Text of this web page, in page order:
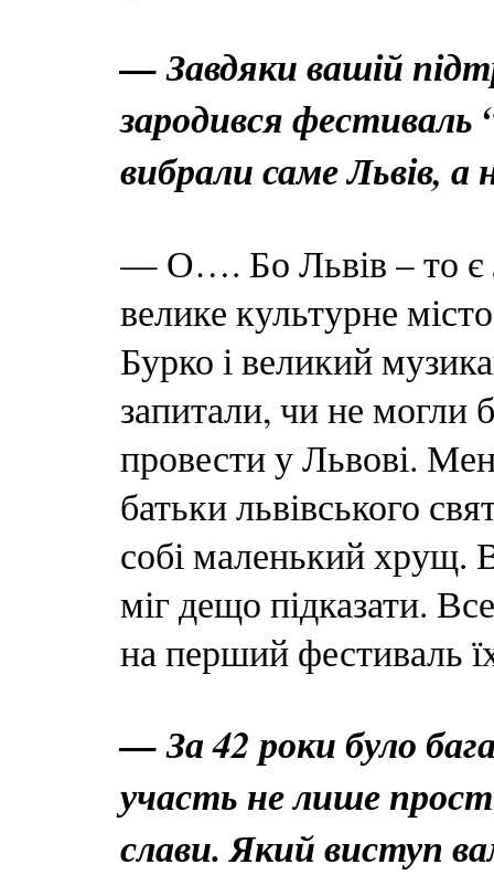
— Завдяки вашій
зародився
вибрали саме Львів,
— О…. Бо Львів – то є
велике культурне
Бурко і великий
запитали, чи не могли
провести у Львові.
батьки львівського
собі маленький хрущ.
міг дещо підказати.
на перший фестиваль
— За 42 роки було
участь не лише
слави. Який виступ